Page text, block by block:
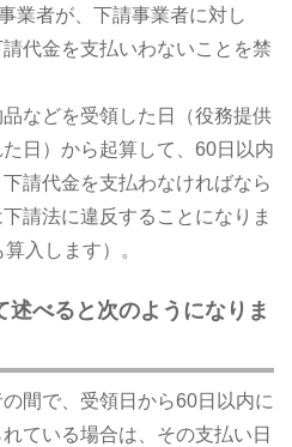
業者が、下請事業者に対し
代金を支払いわないことを禁
などを受領した日（役務提供
日）から起算して、60日以内
請代金を支払わなければなら
請法に違反することになりま
入します）。
べると次のようになりま
間で、受領日から60日以内に
ている場合は、その支払い日